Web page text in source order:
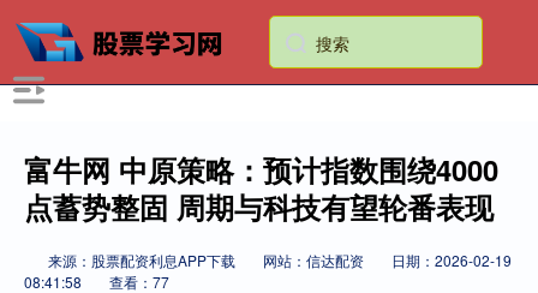
富牛网 中原策略：预计指数围绕4000
点蓄势整固 周期与科技有望轮番表现
来源：股票配资利息APP下载 网站：信达配资
日期：2026-02-19
08:41:58
查看：77